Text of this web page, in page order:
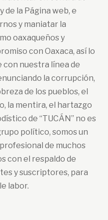
de la Página web, e
y maniatar la
oaxaqueños y
con Oaxaca, así lo
con nuestra línea de
la corrupción,
de los pueblos, el
la mentira, el hartazgo
de “TUCÁN” no es
político, somos un
de muchos
con el respaldo de
y suscriptores, para
labor.